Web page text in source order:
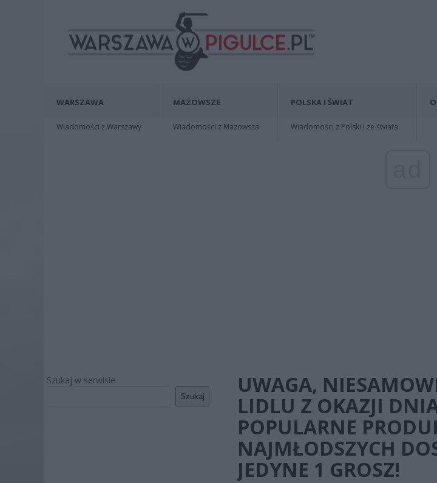
WARSZAWA
Wiadomości z Warszawy
MAZOWSZE
Wiadomości z Mazowsza
POLSKA I ŚWIAT
Wiadomości z Polski i ze świata
Szukaj w serwisie
Szukaj
UWAGA,
LIDLU Z OKAZJI
POPULARNE
NAJMŁODSZYCH
JEDYNE 1 GROSZ!